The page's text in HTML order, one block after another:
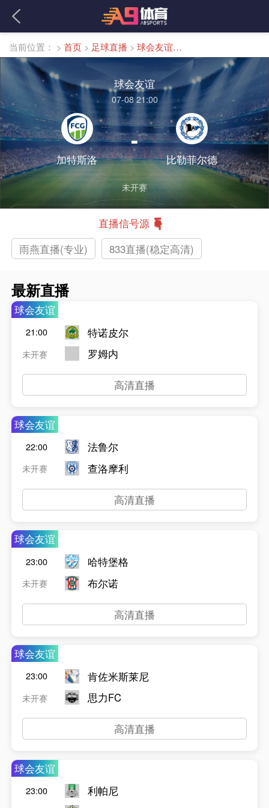
当前位置： > 首页 > 足球直播 > 球会友谊直播
球会友谊
07-08 21:00
加特斯洛
-
比勒菲尔德
未开赛
直播信号源
雨燕直播(专业)
833直播(稳定高清)
最新直播
球会友谊
21:00
未开赛
特诺皮尔
罗姆内
高清直播
球会友谊
22:00
未开赛
法鲁尔
查洛摩利
高清直播
球会友谊
23:00
未开赛
哈特堡格
布尔诺
高清直播
球会友谊
23:00
未开赛
肯佐米斯莱尼
思力FC
高清直播
球会友谊
23:00
利帕尼